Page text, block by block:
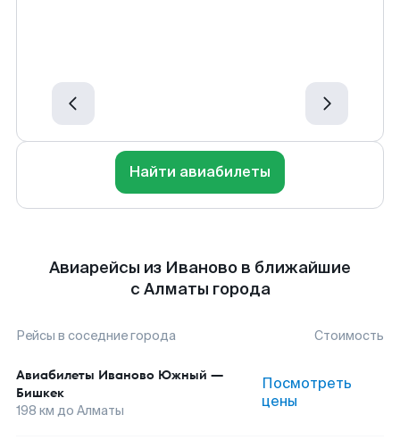
Найти авиабилеты
Авиарейсы из Иваново в ближайшие
с Алматы города
Рейсы в соседние города Стоимость
Авиабилеты Иваново Южный —
Бишкек
198 км до Алматы
Посмотреть
цены